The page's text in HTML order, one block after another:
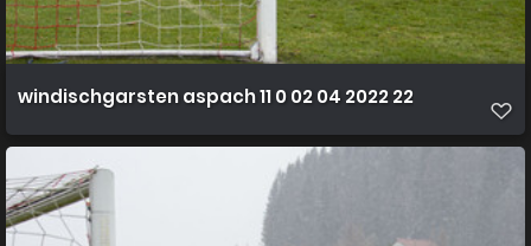
windischgarsten aspach 11 0 02 04 2022 22